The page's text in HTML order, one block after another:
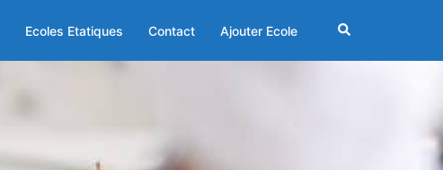
Ecoles Etatiques Contact Ajouter Ecole Rechercher